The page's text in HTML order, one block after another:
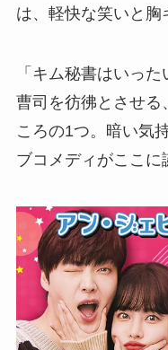
は、軽快な笑いと胸
「キム秘書はいっ
曹司を彷彿とさせ
ころの1つ。暗い気
ブコメディがここに